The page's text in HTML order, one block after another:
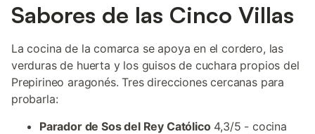
Sabores de las Cinco Villas
La cocina de la comarca se apoya en el cordero, las
verduras de huerta y los guisos de cuchara propios del
Prepirineo aragonés. Tres direcciones cercanas para
probarla:
Parador de Sos del Rey Católico4,3/5 - cocina